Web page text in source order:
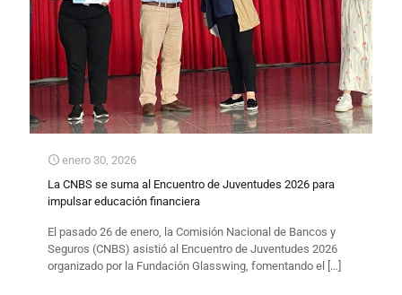
enero 30, 2026
La CNBS se suma al Encuentro de Juventudes 2026 para
impulsar educación financiera
El pasado 26 de enero, la Comisión Nacional de Bancos y
Seguros (CNBS) asistió al Encuentro de Juventudes 2026
organizado por la Fundación Glasswing, fomentando el
[…]